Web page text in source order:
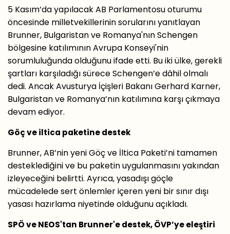
5 Kasım’da yapılacak AB Parlamentosu oturumu
öncesinde milletvekillerinin sorularını yanıtlayan
Brunner, Bulgaristan ve Romanya'nın Schengen
bölgesine katılımının Avrupa Konseyi'nin
sorumluluğunda olduğunu ifade etti. Bu iki ülke, gerekli
şartları karşıladığı sürece Schengen’e dâhil olmalı
dedi. Ancak Avusturya İçişleri Bakanı Gerhard Karner,
Bulgaristan ve Romanya’nın katılımına karşı çıkmaya
devam ediyor.
Göç ve iltica paketine destek
Brunner, AB’nin yeni Göç ve İltica Paketi’ni tamamen
desteklediğini ve bu paketin uygulanmasını yakından
izleyeceğini belirtti. Ayrıca, yasadışı göçle
mücadelede sert önlemler içeren yeni bir sınır dışı
yasası hazırlama niyetinde olduğunu açıkladı.
SPÖ ve NEOS'tan Brunner'e destek, ÖVP’ye eleştiri